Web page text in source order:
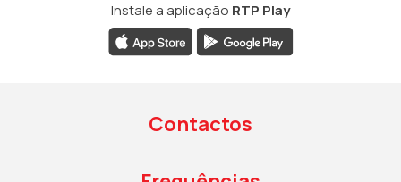
Instale a aplicação RTP Play
Contactos